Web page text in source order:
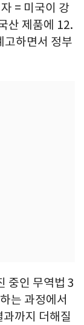
= 미국이 강
산 제품에 12.
고하면서 정부
중인 무역법 3
는 과정에서
까지 더해질